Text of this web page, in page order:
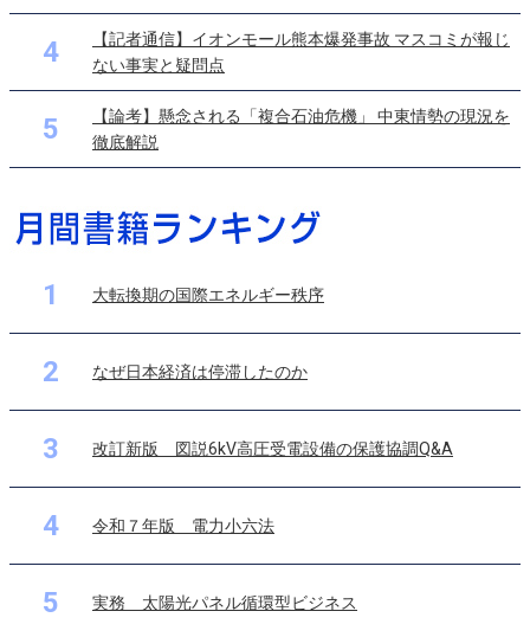
4
【記者通信】イオンモール熊本爆発事故 マスコミが報じ
ない事実と疑問点
5
【論考】懸念される「複合石油危機」 中東情勢の現況を
徹底解説
1 大転換期の国際エネルギー秩序
2 なぜ日本経済は停滞したのか
3 改訂新版 図説6kV高圧受電設備の保護協調Q&A
4 令和７年版 電力小六法
5 実務 太陽光パネル循環型ビジネス